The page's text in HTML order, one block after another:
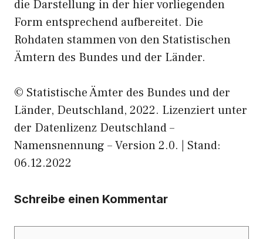
die Darstellung in der hier vorliegenden
Form entsprechend aufbereitet. Die
Rohdaten stammen von den Statistischen
Ämtern des Bundes und der Länder.
© Statistische Ämter des Bundes und der
Länder, Deutschland, 2022. Lizenziert unter
der Datenlizenz Deutschland –
Namensnennung – Version 2.0. | Stand:
06.12.2022
Schreibe einen Kommentar